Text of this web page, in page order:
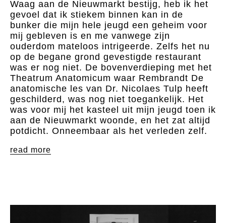
Waag aan de Nieuwmarkt bestijg, heb ik het
gevoel dat ik stiekem binnen kan in de
bunker die mijn hele jeugd een geheim voor
mij gebleven is en me vanwege zijn
ouderdom mateloos intrigeerde. Zelfs het nu
op de begane grond gevestigde restaurant
was er nog niet. De bovenverdieping met het
Theatrum Anatomicum waar Rembrandt De
anatomische les van Dr. Nicolaes Tulp heeft
geschilderd, was nog niet toegankelijk. Het
was voor mij het kasteel uit mijn jeugd toen ik
aan de Nieuwmarkt woonde, en het zat altijd
potdicht. Onneembaar als het verleden zelf.
read more